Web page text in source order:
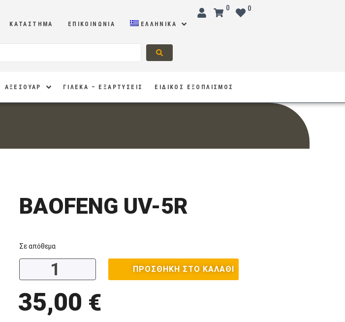
ΚΑΤΆΣΤΗΜΑ ΕΠΙΚΟΙΝΩΝΊΑ ΕΛΛΗΝΙΚΆ
0 0
ΑΞΕΣΟΥΑΡ ΓΙΛΕΚΑ – ΕΞΑΡΤΥΣΕΙΣ ΕΙΔΙΚΟΣ ΕΞΟΠΛΙΣΜΟΣ
BAOFENG UV-5R
Σε απόθεμα
ΠΡΟΣΘΉΚΗ ΣΤΟ ΚΑΛΆΘΙ
35,00 €